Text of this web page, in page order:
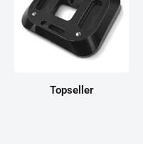
Topseller